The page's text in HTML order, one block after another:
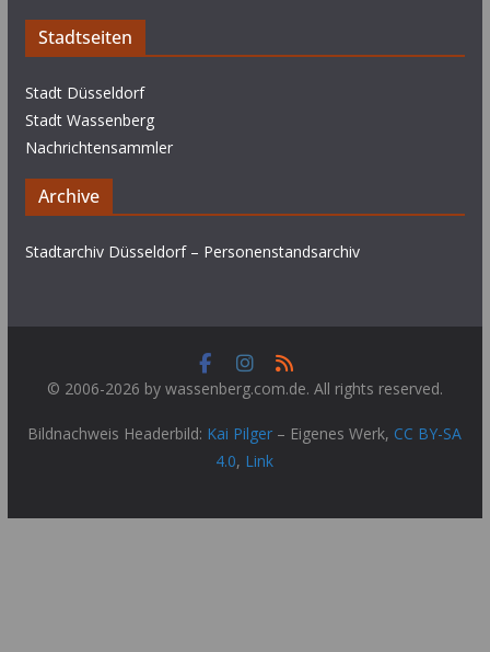
Stadtseiten
Stadt Düsseldorf
Stadt Wassenberg
Nachrichtensammler
Archive
Stadtarchiv Düsseldorf – Personenstandsarchiv
© 2006-2026 by wassenberg.com.de. All rights reserved.
Bildnachweis Headerbild: Kai Pilger – Eigenes Werk, CC BY-SA
4.0, Link